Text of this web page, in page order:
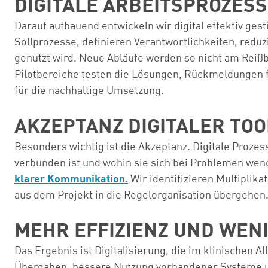
DIGITALE
Darauf aufbauend entwickeln wir digital effektiv
Sollprozesse, definieren Verantwortlichkeiten,
genutzt wird. Neue Abläufe werden so nicht am
Pilotbereiche testen die Lösungen,
für die nachhaltige Umsetzung.
AKZEPTANZ DIGITALER
Besonders wichtig ist die Akzeptanz. Digitale
verbunden ist und wohin sie sich bei Problemen
klarer Kommunikation. Wir identifizieren
aus dem Projekt in die Regelorganisation
MEHR EFFIZIENZ UND
Das Ergebnis ist Digitalisierung, die im klinischen